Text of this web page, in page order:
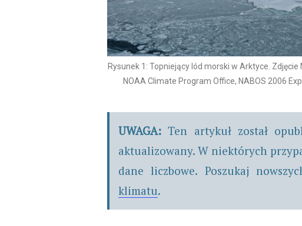
Rysunek 1: Topniejący lód morski w Arktyce.
NOAA Climate Program Office, NABOS 2006
UWAGA:Ten artykuł został
aktualizowany. W niektórych
dane liczbowe. Poszukaj
klimatu.